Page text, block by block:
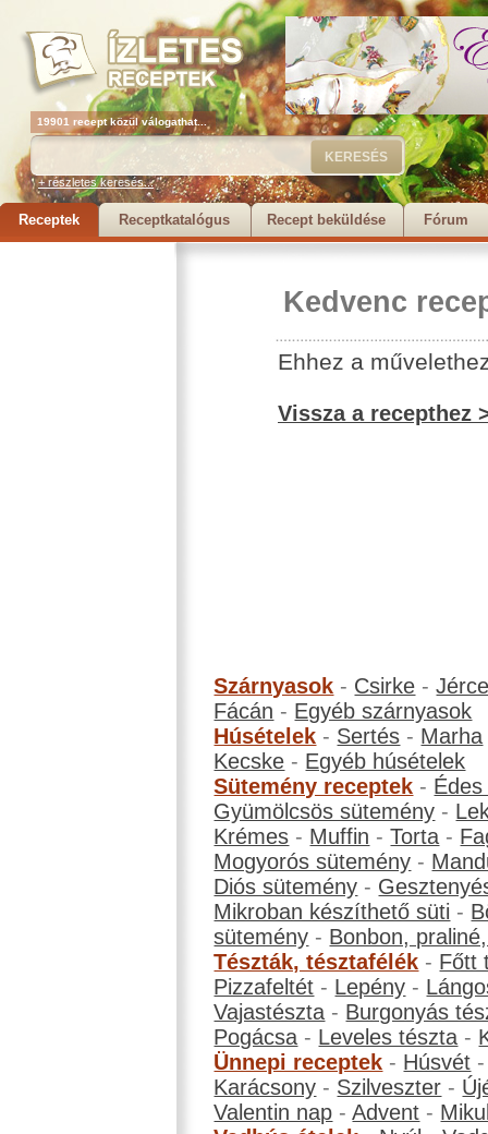
19901 recept közül válogathat...
+ részletes keresés...
Receptek Receptkatalógus Recept beküldése Fórum
Kedvenc
Ehhez a
Vissza a recepthez
Szárnyasok - Csirke -
Fácán - Egyéb szárnyasok
Húsételek - Sertés - Marha
Kecske - Egyéb húsételek
Sütemény receptek -
Gyümölcsös sütemény -
Krémes - Muffin -Torta -
Mogyorós sütemény -
Diós sütemény -
Mikroban készíthető süti -
sütemény - Bonbon,
Tészták, tésztafélék - Főtt
Pizzafeltét - Lepény -
Vajastészta - Burgonyás
Pogácsa - Leveles tészta -
Ünnepi receptek - Húsvét
Karácsony - Szilveszter -
Valentin nap -Advent -